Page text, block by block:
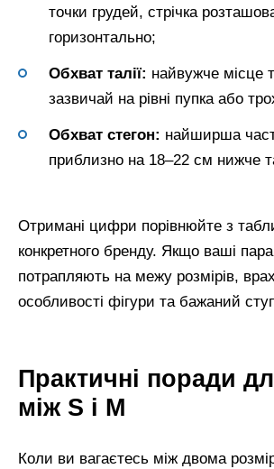
точки грудей, стрічка
горизонтально;
Обхват талії: найвужче місце
зазвичай на рівні пупка або
Обхват стегон: найширша
приблизно на 18–22 см нижче
Отримані цифри порівнюйте з
конкретного бренду. Якщо ваші
потрапляють на межу розмірів,
особливості фігури та бажаний
Практичні поради
між S і M
Коли ви вагаєтесь між двома